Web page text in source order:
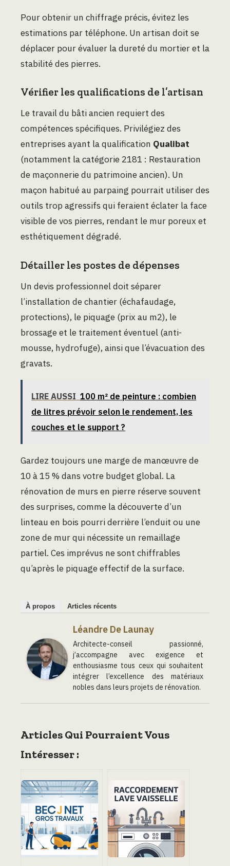
Pour obtenir un chiffrage précis, évitez les
estimations par téléphone. Un artisan doit se
déplacer pour évaluer la dureté du mortier et la
stabilité des pierres.
Vérifier les qualifications de l’artisan
Le travail du bâti ancien requiert des
compétences spécifiques. Privilégiez des
entreprises ayant la qualification Qualibat
(notamment la catégorie 2181 : Restauration
de maçonnerie du patrimoine ancien). Un
maçon habitué au parpaing pourrait utiliser des
outils trop agressifs qui feraient éclater la face
visible de vos pierres, rendant le mur poreux et
esthétiquement dégradé.
Détailler les postes de dépenses
Un devis professionnel doit séparer
l’installation de chantier (échafaudage,
protections), le piquage (prix au m2), le
brossage et le traitement éventuel (anti-
mousse, hydrofuge), ainsi que l’évacuation des
gravats.
LIRE AUSSI 100 m² de peinture : combien
de litres prévoir selon le rendement, les
couches et le support ?
Gardez toujours une marge de manœuvre de
10 à 15 % dans votre budget global. La
rénovation de murs en pierre réserve souvent
des surprises, comme la découverte d’un
linteau en bois pourri derrière l’enduit ou une
zone de mur qui nécessite un remaillage
partiel. Ces imprévus ne sont chiffrables
qu’après le piquage effectif de la surface.
À propos Articles récents
Léandre De Launay
Architecte-conseil passionné,
j’accompagne avec exigence et
enthousiasme tous ceux qui souhaitent
intégrer l’excellence des matériaux
nobles dans leurs projets de rénovation.
Articles Qui Pourraient Vous
Intéresser :